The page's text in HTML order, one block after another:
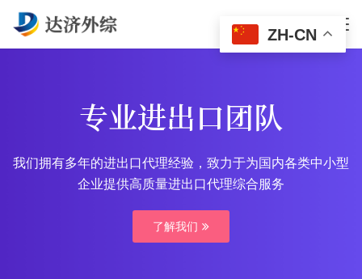
专业进出口团队
我们拥有多年的进出口代理经验，致力于为国内各类中小型
企业提供高质量进出口代理综合服务
了解我们
ZH-CN